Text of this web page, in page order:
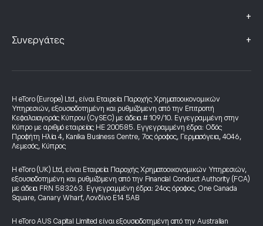
+
Συνεργάτες +
Η eToro (Europe) Ltd., είναι Εταιρεία Παροχής Χρηματοοικονομικών
Υπηρεσιών, εξουσιοδοτημένη και ρυθμιζόμενη από την Επιτροπή
Κεφαλαιαγοράς Κύπρου (CySEC) με άδεια # 109/10. Εγγεγραμμένη στην
Κύπρο με αριθμό εταιρείας HE 200585. Εγγεγραμμένη έδρα: Οδός
Προφήτη Ηλία 4, Kanika Business Centre, 7ος όροφος, Γερμασόγεια, 4046,
Λεμεσός, Κύπρος
Η eToro (UK) Ltd, είναι Εταιρεία Παροχής Χρηματοοικονομικών Υπηρεσιών,
εξουσιοδοτημένη και ρυθμιζόμενη από την Financial Conduct Authority (FCA)
με άδεια FRN 583263. Εγγεγραμμένη έδρα: 24ος όροφος, One Canada
Square, Canary Wharf, Λονδίνο E14 5AB
Η eToro AUS Capital Limited είναι εξουσιοδοτημένη από την Australian